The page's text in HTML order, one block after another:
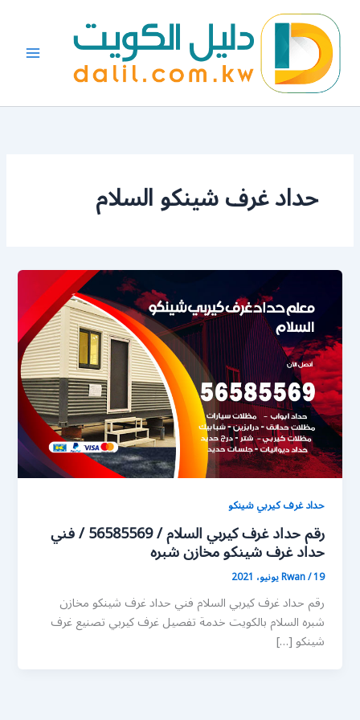
المحتوى
حداد غرف شينكو السلام
حداد غرف كيربي شينكو
رقم حداد غرف كيربي السلام / 56585569 / فني
حداد غرف شينكو مخازن شبره
Rwan/19 يونيو، 2021
رقم حداد غرف كيربي السلام فني حداد غرف شينكو مخازن
شبره السلام بالكويت خدمة تفصيل غرف كيربي تصنيع غرف
شينكو […]